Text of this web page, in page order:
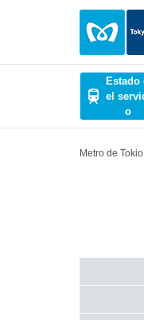
Estado
el
o
Metro de